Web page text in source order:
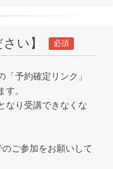
い】 必須
「予約確定リンク」
。
なり受講できなくな
ご参加をお願いして